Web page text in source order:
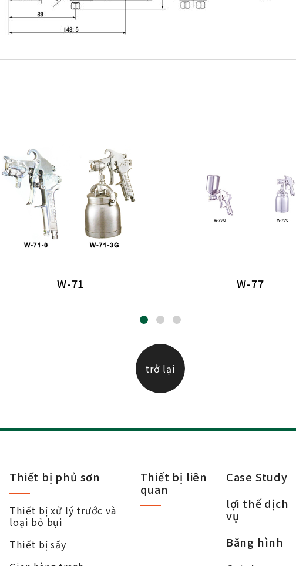
W-71 W-77
trở lại
Thiết bị phủ sơn
Thiết bị xử lý trước và
loại bỏ bụi
Thiết bị sấy
Thiết bị liên
quan
Case Study
lợi thế dịch
vụ
Băng hình